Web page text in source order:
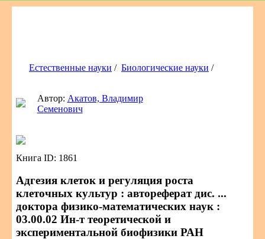
Естественные науки / Биологические науки /
Автор: Акатов, Владимир
Семенович
Книга ID: 1861
Адгезия клеток и регуляция роста
клеточных культур : автореферат дис. ...
доктора физико-математических наук :
03.00.02 Ин-т теоретической и
экспериментальной биофизики РАН